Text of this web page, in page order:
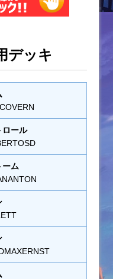
デッキ
ロール
ーム